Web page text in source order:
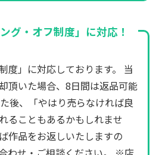
ング・オフ制度」に対応！
度」に対応しております。 当
頂いた場合、8日間は返品可能
後、「やはり売らなければ良
ることもあるかもしれませ
作品をお返しいたしますの